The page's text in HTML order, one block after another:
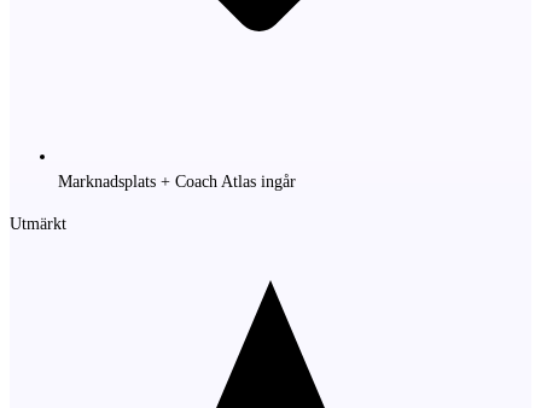
Marknadsplats + Coach Atlas ingår
Utmärkt